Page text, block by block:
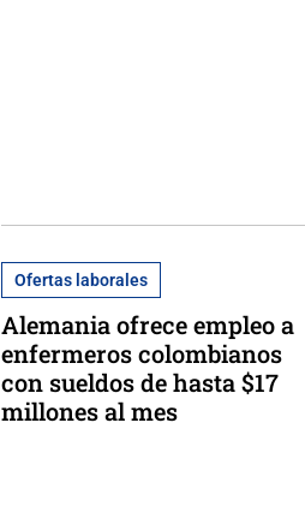
Ofertas laborales
Alemania ofrece empleo a
enfermeros colombianos
con sueldos de hasta $17
millones al mes